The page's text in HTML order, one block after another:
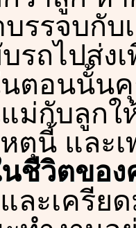
บรรจบกั
รถไปส่ง
นตอนนั้
ม่กับลูกใ
ตุนี้ และเ
ชีวิตขอ
และเครีย